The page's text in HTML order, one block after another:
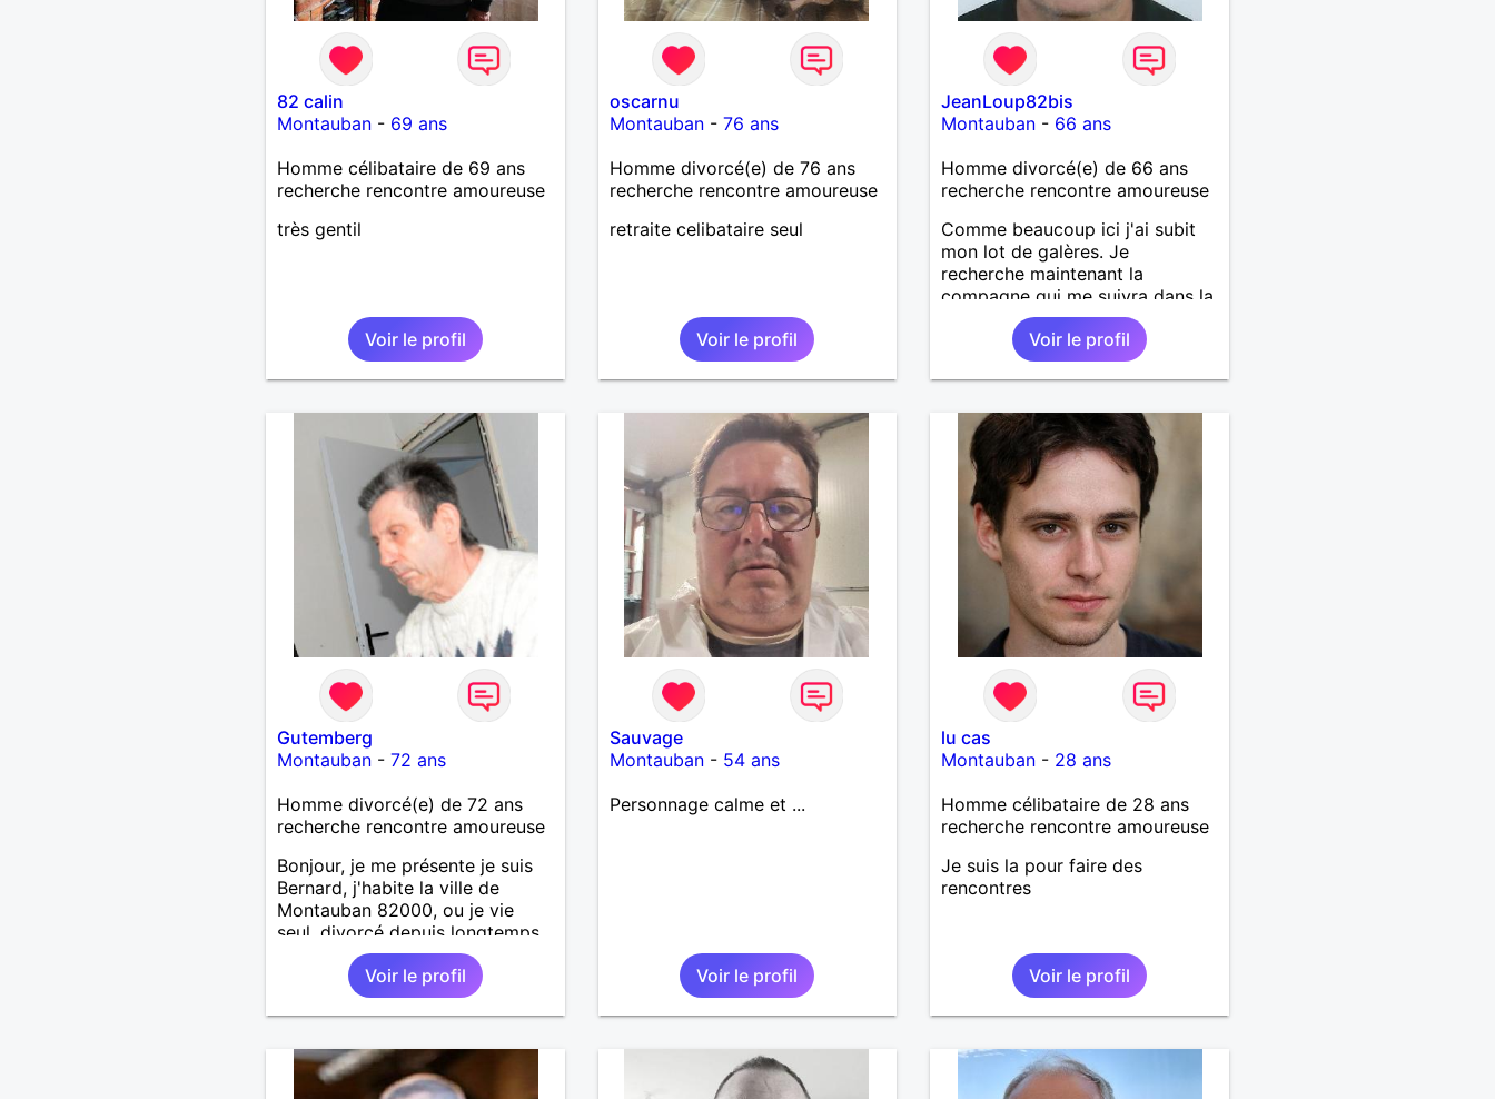
82 calin
Montauban- 69 ans
Homme célibataire de 69 ans
recherche rencontre amoureuse
très gentil
Voir le profil
oscarnu
Montauban- 76 ans
Homme divorcé(e) de 76 ans
recherche rencontre amoureuse
retraite celibataire seul
Voir le profil
JeanLoup82bis
Montauban - 66 ans
Homme divorcé(e) de 66 ans
recherche rencontre amoureuse
Comme beaucoup ici j'ai subit
mon lot de galères. Je
recherche maintenant la
compagne qui me suivra dans la
dernière ligne droite. Honnêteté,
culture et humour seront les
bienvenus. J'attends aussi un
logis en commun, bien choisis
famille, les amis et peut être un
animal de compagnie. Merci
mesdames, j'attends vos
messages. Amitiés sincères.
Voir le profil
Gutemberg
Montauban- 72 ans
Homme divorcé(e) de 72 ans
recherche rencontre amoureuse
Bonjour, je me présente je suis
Bernard, j'habite la ville de
Montauban 82000, ou je vie
seul, divorcé depuis longtemps,
Je recherche une relation très
sérieuse Je suis quelqu'un de
serviable gentil et très
attentionné et très calme, J'aime
promenades en campagne, et
les sorties au restaurant, Je
Voir le profil
Sauvage
Montauban- 54 ans
Personnage calme et ...
Voir le profil
lu cas
Montauban - 28 ans
Homme célibataire de 28 ans
recherche rencontre amoureuse
Je suis la pour faire des
rencontres
Voir le profil